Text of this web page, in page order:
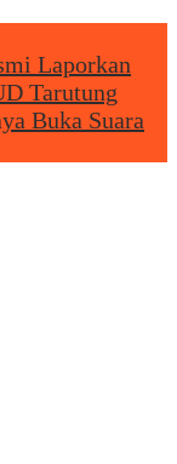
Laporkan
Tarutung
Buka Suara